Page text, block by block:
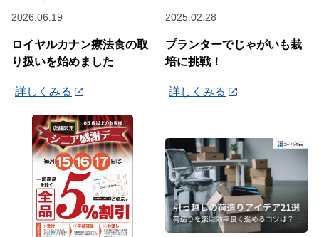
2026.06.19
ロイヤルカナン療法食の取
り扱いを始めました
詳しくみる
2025.02.28
プランターでじゃがいも栽
培に挑戦！
詳しくみる